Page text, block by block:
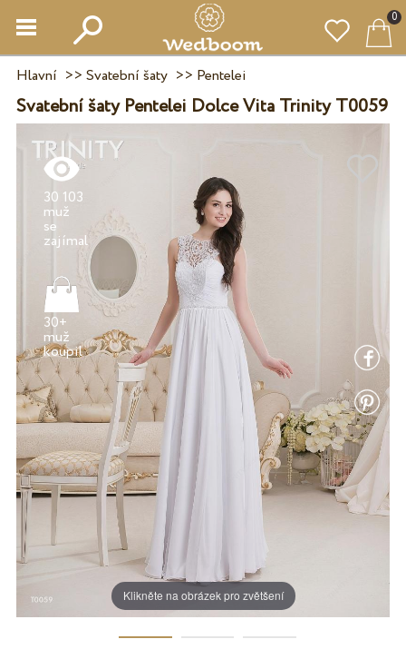
0
Hlavní >> Svatební šaty>> Pentelei
Svatební šaty Pentelei Dolce Vita Trinity T0059
Klikněte na obrázek pro zvětšení
30 103
muž
se
30+
muž
koupil